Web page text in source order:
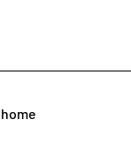
home